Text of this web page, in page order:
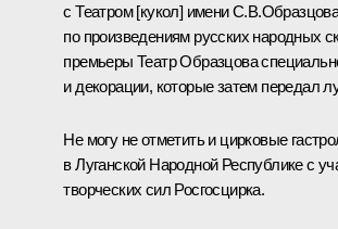
с Театром [кукол] имени
по произведениям русских народных
премьеры Театр Образцова
и декорации, которые затем передал
Не могу не отметить и цирковые
в Луганской Народной Республике с
творческих сил Росгосцирка.